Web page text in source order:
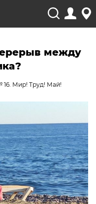
между
16. Мир! Труд! Май!